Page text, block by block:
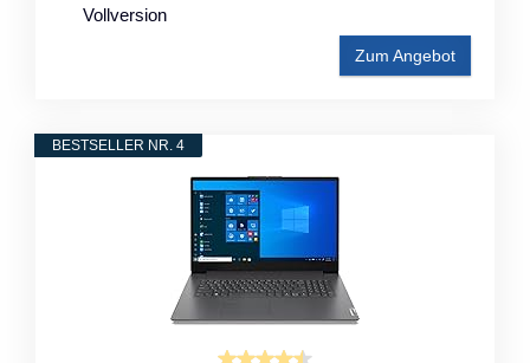
Vollversion
Zum Angebot
BESTSELLER NR. 4